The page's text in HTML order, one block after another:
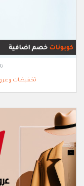
تخفيضات